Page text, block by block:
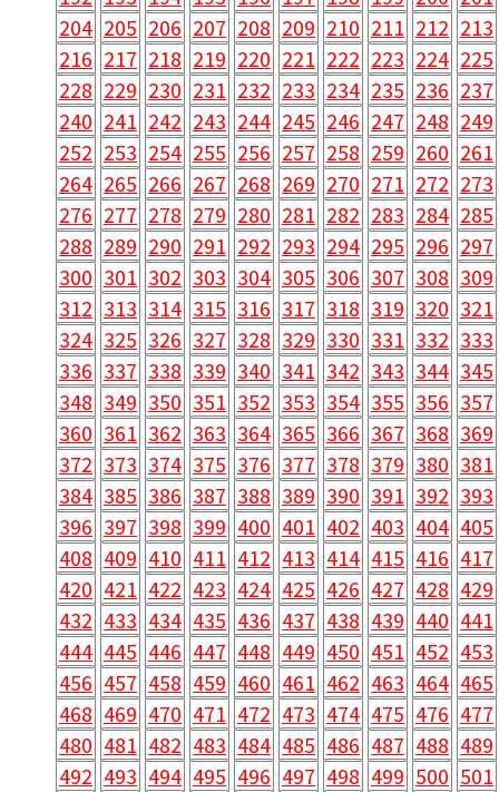
204 205 206 207 208 209 210 211 212 213
216 217 218 219 220 221 222 223 224 225
228 229 230 231 232 233 234 235 236 237
240 241 242 243 244 245 246 247 248 249
252 253 254 255 256 257 258 259 260 261
264 265 266 267 268 269 270 271 272 273
276 277 278 279 280 281 282 283 284 285
288 289 290 291 292 293 294 295 296 297
300 301 302 303 304 305 306 307 308 309
312 313 314 315 316 317 318 319 320 321
324 325 326 327 328 329 330 331 332 333
336 337 338 339 340 341 342 343 344 345
348 349 350 351 352 353 354 355 356 357
360 361 362 363 364 365 366 367 368 369
372 373 374 375 376 377 378 379 380 381
384 385 386 387 388 389 390 391 392 393
396 397 398 399 400 401 402 403 404 405
408 409 410 411 412 413 414 415 416 417
420 421 422 423 424 425 426 427 428 429
432 433 434 435 436 437 438 439 440 441
444 445 446 447 448 449 450 451 452 453
456 457 458 459 460 461 462 463 464 465
468 469 470 471 472 473 474 475 476 477
480 481 482 483 484 485 486 487 488 489
492 493 494 495 496 497 498 499 500 501